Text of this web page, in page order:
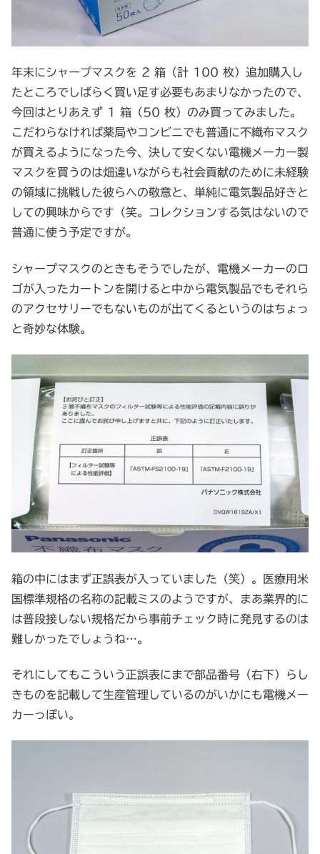
年末にシャープマスクを 2 箱（計 100 枚）追加購入し
たところでしばらく買い足す必要もあまりなかったので、
今回はとりあえず 1 箱（50 枚）のみ買ってみました。
こだわらなければ薬局やコンビニでも普通に不織布マスク
が買えるようになった今、決して安くない電機メーカー製
マスクを買うのは畑違いながらも社会貢献のために未経験
の領域に挑戦した彼らへの敬意と、単純に電気製品好きと
しての興味からです（笑。コレクションする気はないので
普通に使う予定ですが。
シャープマスクのときもそうでしたが、電機メーカーのロ
ゴが入ったカートンを開けると中から電気製品でもそれら
のアクセサリーでもないものが出てくるというのはちょっ
と奇妙な体験。
箱の中にはまず正誤表が入っていました（笑）。医療用米
国標準規格の名称の記載ミスのようですが、まあ業界的に
は普段接しない規格だから事前チェック時に発見するのは
難しかったでしょうね…。
それにしてもこういう正誤表にまで部品番号（右下）らし
きものを記載して生産管理しているのがいかにも電機メー
カーっぽい。